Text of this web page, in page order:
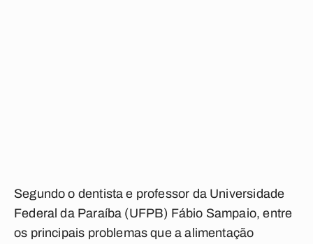
Segundo o dentista e professor da Universidade
Federal da Paraíba (UFPB) Fábio Sampaio, entre
os principais problemas que a alimentação